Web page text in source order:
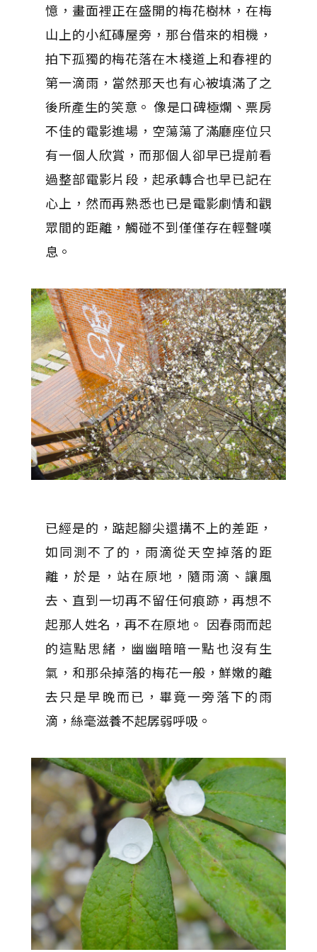
憶，畫面裡正在盛開的梅花樹林，在梅
山上的小紅磚屋旁，那台借來的相機，
拍下孤獨的梅花落在木棧道上和春裡的
第一滴雨，當然那天也有心被填滿了之
後所產生的笑意。 像是口碑極爛、票房
不佳的電影進場，空蕩蕩了滿廳座位只
有一個人欣賞，而那個人卻早已提前看
過整部電影片段，起承轉合也早已記在
心上，然而再熟悉也已是電影劇情和觀
眾間的距離，觸碰不到僅僅存在輕聲嘆
息。
已經是的，踮起腳尖還搆不上的差距，
如同測不了的，雨滴從天空掉落的距
離，於是，站在原地，隨雨滴、讓風
去、直到一切再不留任何痕跡，再想不
起那人姓名，再不在原地。 因春雨而起
的這點思緒，幽幽暗暗一點也沒有生
氣，和那朵掉落的梅花一般，鮮嫩的離
去只是早晚而已，畢竟一旁落下的雨
滴，絲毫滋養不起孱弱呼吸。